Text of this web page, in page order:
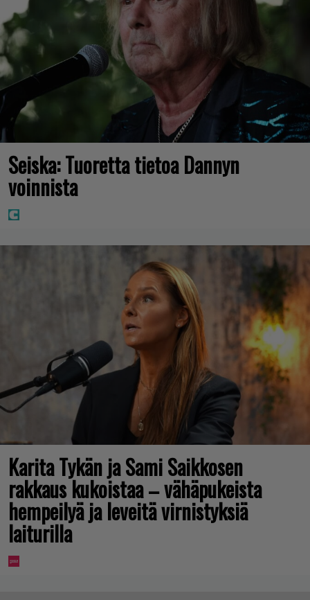
Seiska: Tuoretta tietoa Dannyn
voinnista
Karita Tykän ja Sami Saikkosen
rakkaus kukoistaa – vähäpukeista
hempeilyä ja leveitä virnistyksiä
laiturilla